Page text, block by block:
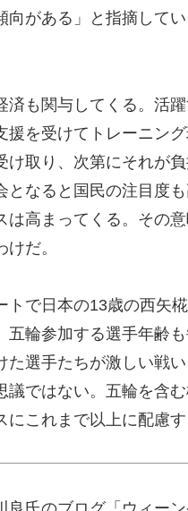
向がある」と指摘して
済も関与してくる。活
援を受けてトレーニン
取り、次第にそれが
となると国民の注目度
は高まってくる。その
だ。
トで日本の13歳の西矢
五輪参加する選手年齢
た選手たちが激しい戦
議ではない。五輪を含
これまで以上に配慮す